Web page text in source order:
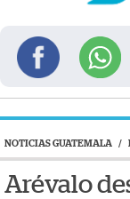
NOTICIAS GUATEMALA /
Arévalo